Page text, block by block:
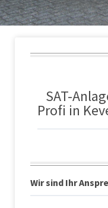
SAT-
Profi in
Wir sind Ihr